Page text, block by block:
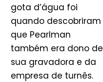
gota d’água foi
quando descobriram
que Pearlman
também era dono de
sua gravadora e da
empresa de turnês.